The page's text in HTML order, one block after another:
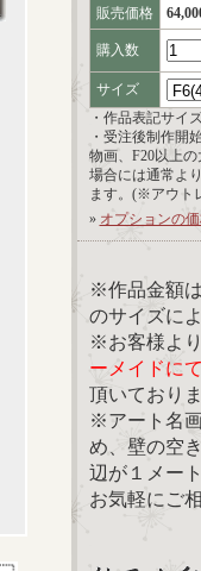
販売価格
購入数
サイズ
・作品表記サイ
・受注後制作開
物画、F20以上
場合には通常よ
ます。(※アウト
» オプションの
※作品金額
のサイズに
※お客様よ
ーメイドに
頂いており
※アート名
め、壁の空
辺が１メー
お気軽にご